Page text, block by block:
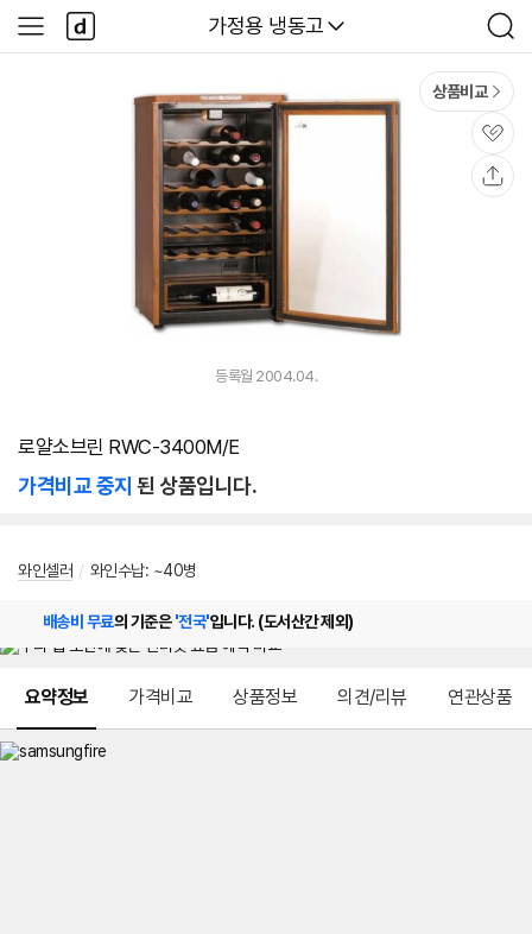
다나와
가정용 냉동고
검
색
사
이
다
나
와
상품비교
관
심
등록월 2004.04.
로얄소브린 RWC-3400M/E
가격비교 중지 된 상품입니다.
와인셀러 / 와인수납: ~40병
배송비 무료의 기준은'전국'입니다. (도서산간 제외)
요약정보 가격비교 상품정보 의견/리뷰 연관상품